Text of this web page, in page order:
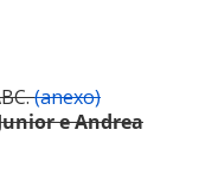
(anexo)
e Andrea